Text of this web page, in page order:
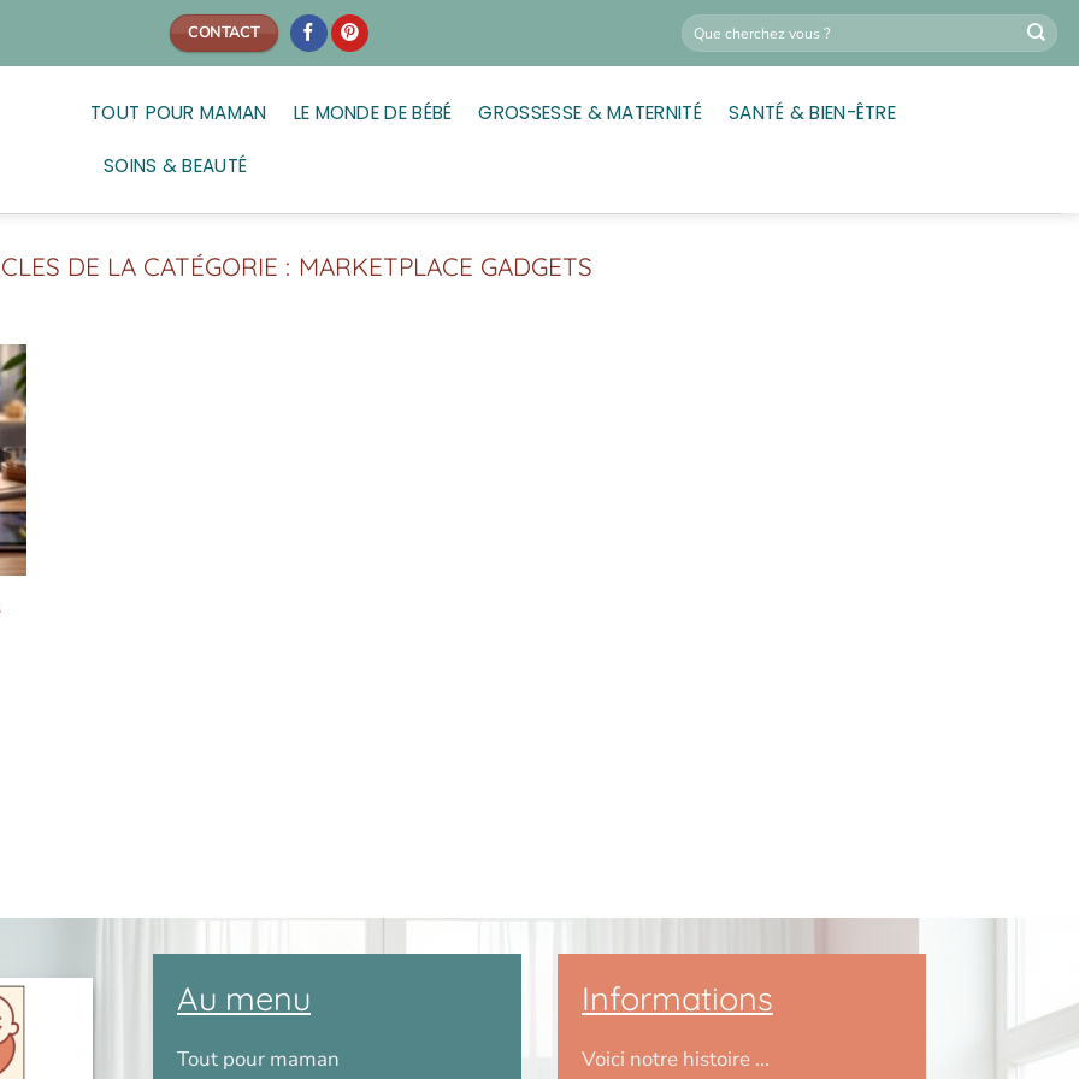
CONTACT
TOUT POUR MAMAN LE MONDE DE BÉBÉ GROSSESSE & MATERNITÉ SANTÉ & BIEN-ÊTRE
SOINS & BEAUTÉ
MARKETPLACE GADGETS
Au menu
Tout pour maman
Informations
Voici notre histoire ...